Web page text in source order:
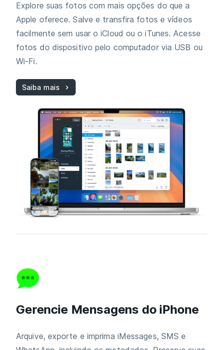
Explore suas fotos com mais opções do que a
Apple oferece. Salve e transfira fotos e vídeos
facilmente sem usar o iCloud ou o iTunes. Acesse
fotos do dispositivo pelo computador via USB ou
Wi‑Fi.
Saiba mais
Gerencie Mensagens do iPhone
Arquive, exporte e imprima iMessages, SMS e